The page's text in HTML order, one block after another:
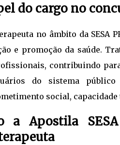
do cargo no
no âmbito da SESA
e promoção da saúde.
contribuindo
do sistema público
social,
a Apostila